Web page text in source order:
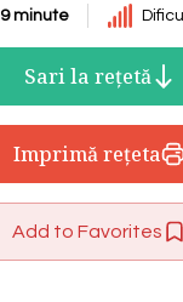
9 minute
Sari la rețetă
Imprimă rețeta
Add to Favorites